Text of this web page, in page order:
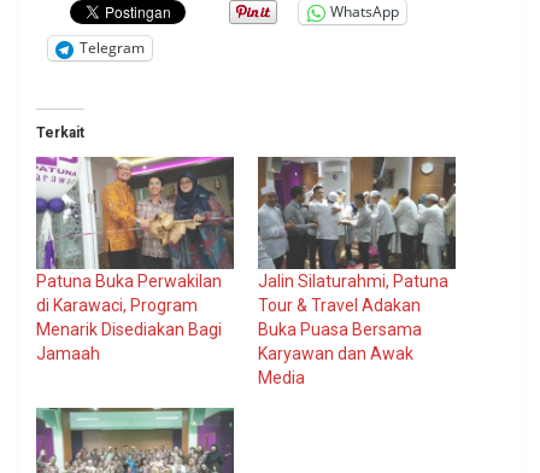
WhatsApp
Telegram
Terkait
Patuna Buka Perwakilan
di Karawaci, Program
Menarik Disediakan Bagi
Jamaah
Jalin Silaturahmi, Patuna
Tour & Travel Adakan
Buka Puasa Bersama
Karyawan dan Awak
Media